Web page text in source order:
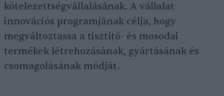
kötelezettségvállalásának. A vállalat
innovációs programjának célja, hogy
megváltoztassa a tisztító- és mosodai
termékek létrehozásának, gyártásának és
csomagolásának módját.